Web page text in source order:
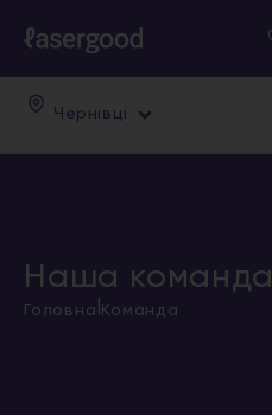
Чернівці
Наша команда
Головна Команда